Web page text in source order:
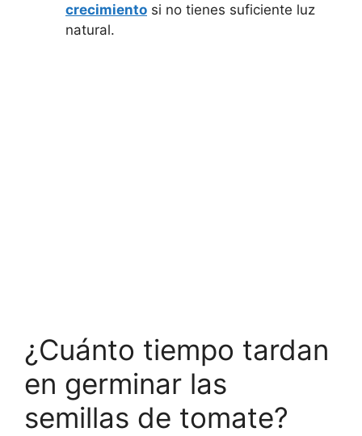
crecimiento si no tienes suficiente luz
natural.
¿Cuánto tiempo tardan
en germinar las
semillas de tomate?